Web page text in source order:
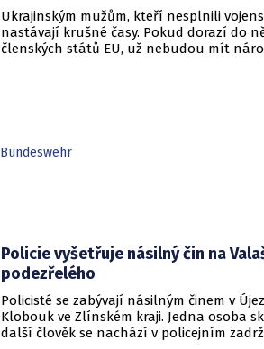
Ukrajinským mužům, kteří nesplnili
nastávají krušné časy. Pokud dorazí do
členských států EU, už nebudou mít
Bundeswehr
Policie vyšetřuje násilný čin na
podezřelého
Policisté se zabývají násilným činem v
Klobouk ve Zlínském kraji. Jedna osoba
další člověk se nachází v policejním